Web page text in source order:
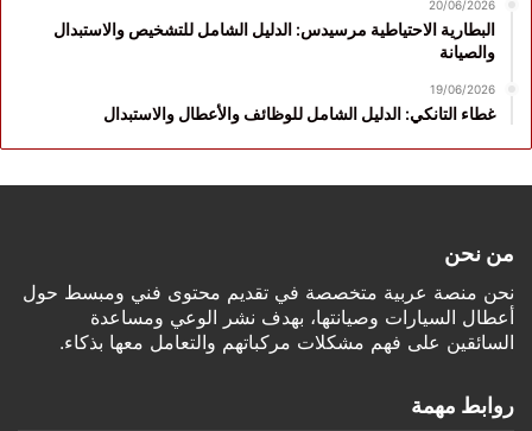
20/06/2026
البطارية الاحتياطية مرسيدس: الدليل الشامل للتشخيص والاستبدال
والصيانة
19/06/2026
غطاء التانكي: الدليل الشامل للوظائف والأعطال والاستبدال
من نحن
نحن منصة عربية متخصصة في تقديم محتوى فني ومبسط حول
أعطال السيارات وصيانتها، بهدف نشر الوعي ومساعدة
السائقين على فهم مشكلات مركباتهم والتعامل معها بذكاء.
روابط مهمة